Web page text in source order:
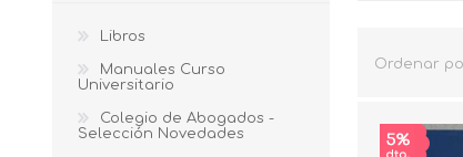
Ordenar
Libros
Manuales Curso
Universitario
Colegio de Abogados -
Selección Novedades